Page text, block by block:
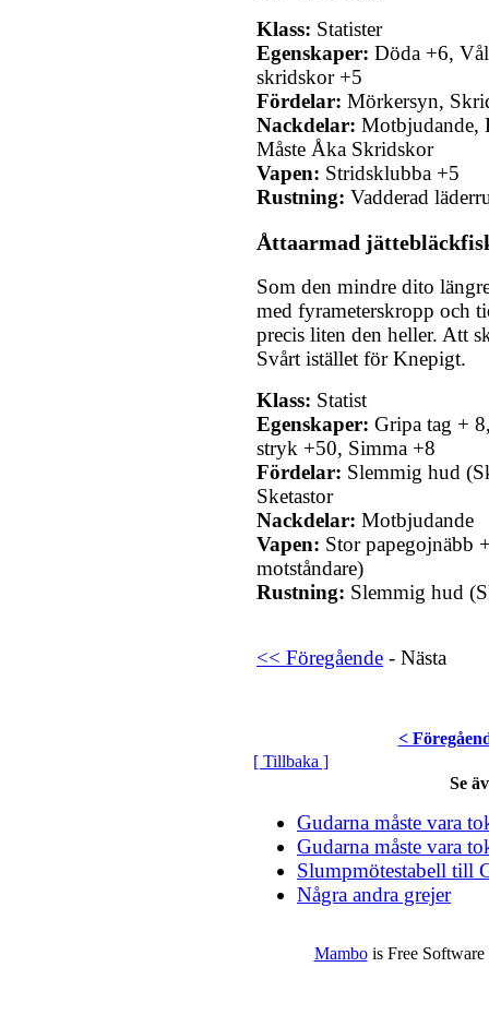
Klass: Statister
Egenskaper: Döda +6,
skridskor +5
Fördelar: Mörkersyn,
Nackdelar: Motbjudande,
Måste Åka Skridskor
Vapen: Stridsklubba +5
Rustning: Vadderad
Åttaarmad
Som den mindre dito
med fyrameterskropp och
precis liten den heller. Att
Svårt istället för Knepigt.
Klass: Statist
Egenskaper: Gripa tag +
stryk +50, Simma +8
Fördelar: Slemmig hud
Sketastor
Nackdelar: Motbjudande
Vapen: Stor papegojnäbb
motståndare)
Rustning: Slemmig hud
<< Föregående - Nästa
<
[ Tillbaka ]
Se
Gudarna måste vara
Gudarna måste vara
Slumpmötestabell till
Några andra grejer
Mambois Free Software